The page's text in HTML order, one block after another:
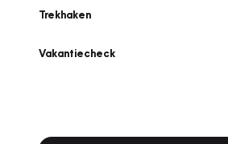
Trekhaken
Vakantiecheck